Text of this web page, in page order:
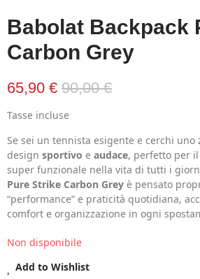
Babolat Backpack
Carbon Grey
65,90 € 90,00 €
Tasse incluse
Se sei un tennista esigente e cerchi uno
design sportivo e audace, perfetto per
super funzionale nella vita di tutti i
Pure Strike Carbon Grey è pensato
“performance” e praticità quotidiana,
comfort e organizzazione in ogni
Non disponibile
Add to Wishlist